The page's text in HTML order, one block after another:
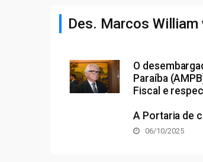
Des. Marcos
O
Paraíba
Fiscal e
A Portaria de
06/10/2025